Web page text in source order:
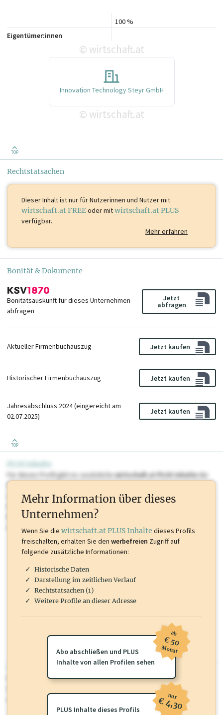
100 %
Eigentümer:innen
© wirtschaft.at
Innovation Technology Steyr GmbH
© wirtschaft.at
TOP
Rechtstatsachen
Dieser Inhalt istnur für Nutzerinnen und Nutzer mit
wirtschaft.at FREEoder mitwirtschaft.at PLUS
verfügbar.
Mehr erfahren
Bonität & Dokumente
Bonitätsauskunft für dieses Unternehmen
abfragen
Jetzt
abfragen
Aktueller Firmenbuchauszug Jetzt kaufen
Historischer Firmenbuchauszug Jetzt kaufen
Jahresabschluss 2024 (eingereicht am
02.07.2025)
Jetzt kaufen
TOP
PLUS Inhalte
Für dieses Profil gibt es zusätzlichewirtschaft.at PLUS Inhaltedie
Sie momentan nicht einsehen können. Schalten Sie dieses Profil frei
oder loggen Sie sich ein um diese Inhalte zu sehen. wirtschaft.at PLUS
Marken, Patente, Rechtstatsachen, OTS-Aussendungen, und viele
mehr.
wirtschaft.at PLUS
Für dieses Profil gibt es zusätzlichewirtschaft.at PLUS Inhalte
Sie momentan nicht einsehen können. Schalten Sie dieses Profil frei
oder loggen Sie sich ein um diese Inhalte zu sehen.
Mehr Information über dieses
Unternehmen?
Wenn Sie die wirtschaft.at PLUS Inhalte dieses Profils
freischalten, erhalten Sie den werbefreien Zugriff auf
folgende zusätzliche Informationen:
Historische Daten
Darstellung im zeitlichen Verlauf
Rechtstatsachen (1)
Weitere Profile an dieser Adresse
Abo abschließen und PLUS
Inhalte von allen Profilen sehen
ab
€ 50
Monat
PLUS Inhalte dieses Profils
nur
€ 4,30